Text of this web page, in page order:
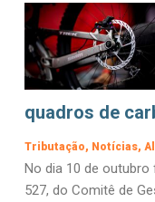
quadros de
Tributação Notícias
No dia 10 de outubro
527, do Comitê de